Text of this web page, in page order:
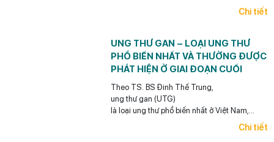
gặp nhất là viêm gan siêu vi B mạn tính,
viêm gan siêu vi C mạn tính, bệnh gan do
Chi tiết
UNG THƯ GAN – LOẠI UNG THƯ
PHỔ BIẾN NHẤT VÀ THƯỜNG ĐƯỢC
PHÁT HIỆN Ở GIAI ĐOẠN CUỐI
Theo TS. BS Đinh Thế Trung,
ung thư gan (UTG)
là loại ung thư phổ biến nhất ở Việt Nam,
là loại ung thư này có thể phòng ngừa được (y
Chi tiết